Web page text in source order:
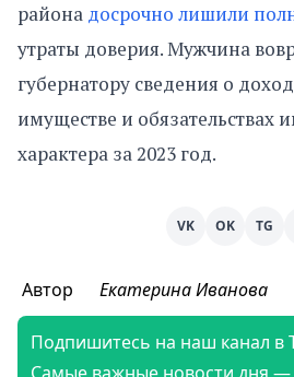
района досрочно лишили
утраты доверия. Мужчина
губернатору сведения о
имуществе и обязательствах
характера за 2023 год.
VK OK TG
Автор Екатерина Иванова
Подпишитесь на наш канал в